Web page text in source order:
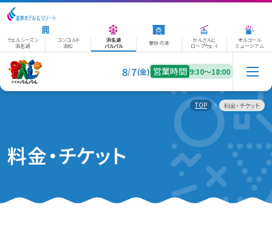
ウェルシーズン
浜名湖
コンコルド
浜松
浜名湖
パルパル
華咲の湯
かんざんじ
ロープウェイ
オルゴール
ミュージアム
8/7(金) 営業時間 9:30〜18:00
TOP 料金・チケット
料金・チケット